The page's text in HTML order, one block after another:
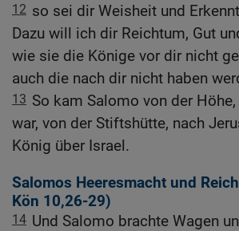
12 so sei dir Weisheit und
Dazu will ich dir Reichtum, Gut
wie sie die Könige vor dir nicht
auch die nach dir nicht haben
13 So kam Salomo von der
war, von der Stiftshütte, nach
König über Israel.
Salomos Heeresmacht und
Kön 10,26-29)
14 Und Salomo brachte Wagen